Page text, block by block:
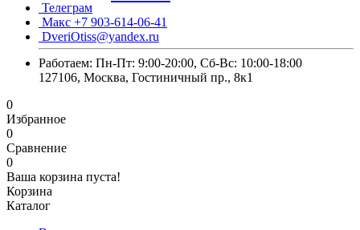
Телеграм
Макс +7 903-614-06-41
DveriOtiss@yandex.ru
Работаем: Пн-Пт: 9:00-20:00, Сб-Вс: 10:00-18:00
127106, Москва, Гостиничный пр., 8к1
0
Избранное
0
Сравнение
0
Ваша корзина пуста!
Корзина
Каталог